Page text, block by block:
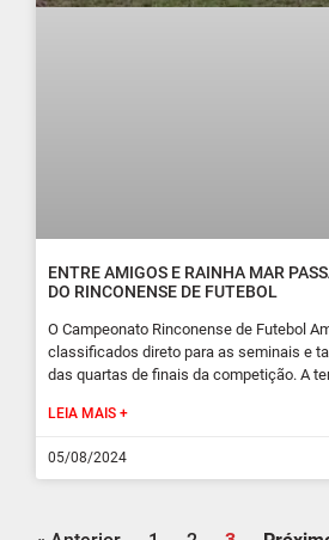
ENTRE AMIGOS E RAINHA MAR
DO RINCONENSE DE FUTEBOL
O Campeonato Rinconense de Futebol
classificados direto para as seminais e
das quartas de finais da competição. A
LEIA MAIS +
05/08/2024